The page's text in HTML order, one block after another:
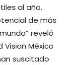
al año.
de más
reveló
Vision México
suscitado